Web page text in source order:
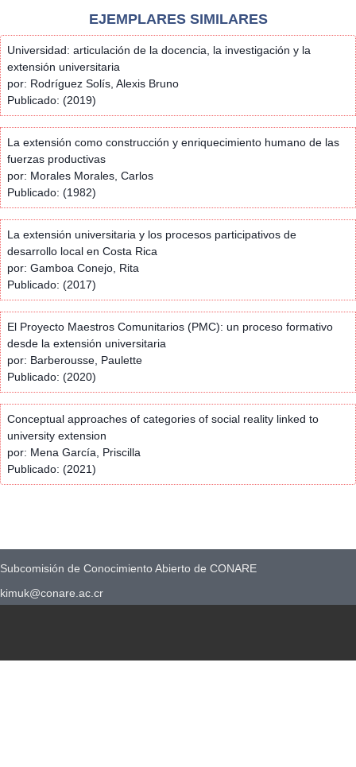
EJEMPLARES SIMILARES
Universidad: articulación de la docencia, la investigación y la
extensión universitaria
por: Rodríguez Solís, Alexis Bruno
Publicado: (2019)
La extensión como construcción y enriquecimiento humano de las
fuerzas productivas
por: Morales Morales, Carlos
Publicado: (1982)
La extensión universitaria y los procesos participativos de
desarrollo local en Costa Rica
por: Gamboa Conejo, Rita
Publicado: (2017)
El Proyecto Maestros Comunitarios (PMC): un proceso formativo
desde la extensión universitaria
por: Barberousse, Paulette
Publicado: (2020)
Conceptual approaches of categories of social reality linked to
university extension
por: Mena García, Priscilla
Publicado: (2021)
Subcomisión de Conocimiento Abierto de CONARE
kimuk@conare.ac.cr